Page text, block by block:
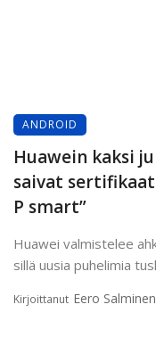
ANDROID
Huawein kaksi
saivat
P smart”
Huawei valmistelee
sillä uusia puhelimia
Kirjoittanut Eero Salminen